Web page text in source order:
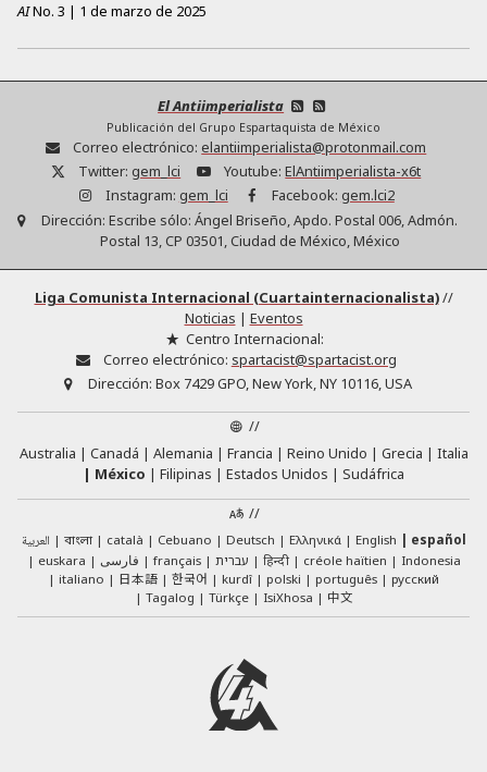
AINo. 3 | 1 de marzo de 2025
El Antiimperialista
Publicación del Grupo Espartaquista de México
Correo electrónico: elantiimperialista@protonmail.com
Twitter: gem_lci Youtube: ElAntiimperialista-x6t
Instagram: gem_lci Facebook: gem.lci2
Dirección: Escribe sólo: Ángel Briseño, Apdo. Postal 006, Admón.
Postal 13, CP 03501, Ciudad de México, México
Liga Comunista Internacional (Cuartainternacionalista)//
Noticias | Eventos
Centro Internacional:
Correo electrónico: spartacist@spartacist.org
Dirección: Box 7429 GPO, New York, NY 10116, USA
//
Australia
Canadá Alemania Francia Reino Unido Grecia
Italia
México
Filipinas Estados Unidos
Sudáfrica
//
العربية বাংলা català Cebuano Deutsch Ελληνικά English
español
euskara
فارسی français עברית हिन्दी créole haïtien
Indonesia
italiano
日本語 한국어 kurdî polski português
русский
Tagalog
Türkçe IsiXhosa 中文